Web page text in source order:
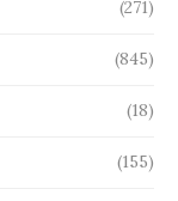
(271)
(845)
(18)
(155)